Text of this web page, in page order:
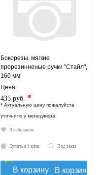
Бокорезы, мягкие
прорезинненые ручки "Стайл",
160 мм
Цена:
435 руб. *
* Актуальную цену пожалуйста
уточните у менеджера
В избранное
Купить в 1 клик Под заказ
В корзину